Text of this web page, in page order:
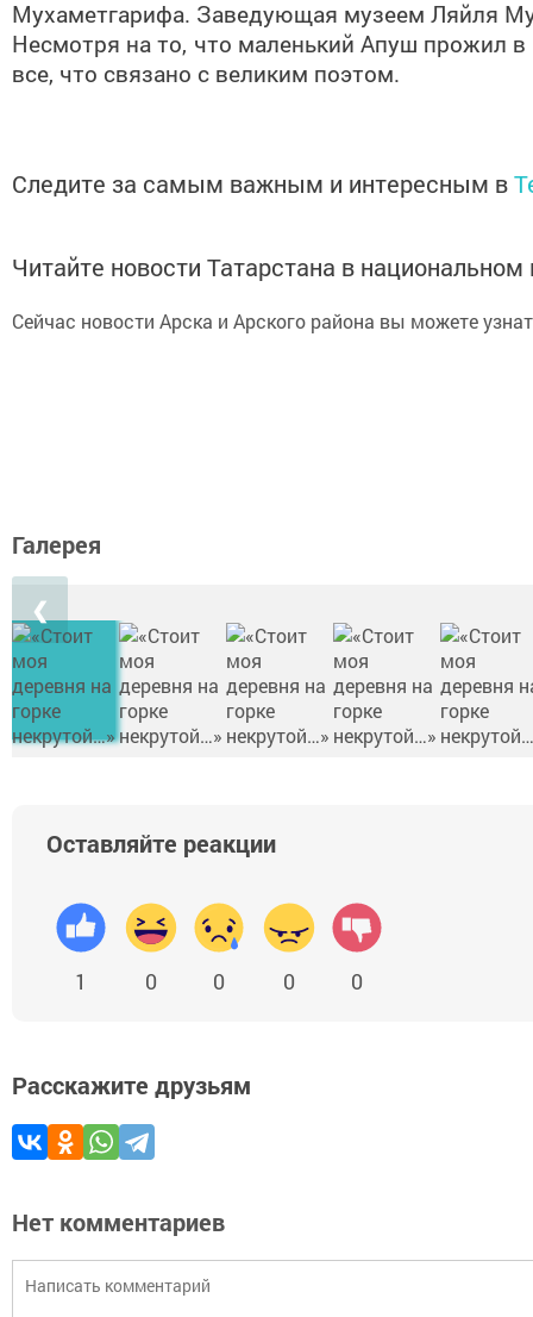
Мухаметгарифа. Заведующая музеем Ляйля
Несмотря на то, что маленький Апуш прожил
все, что связано с великим поэтом.
Следите за самым важным и интересным в
Читайте новости Татарстана в
Сейчас новости Арска и Арского района вы можете
Галерея
❮
Оставляйте реакции
1 0 0 0 0
Расскажите друзьям
Нет комментариев